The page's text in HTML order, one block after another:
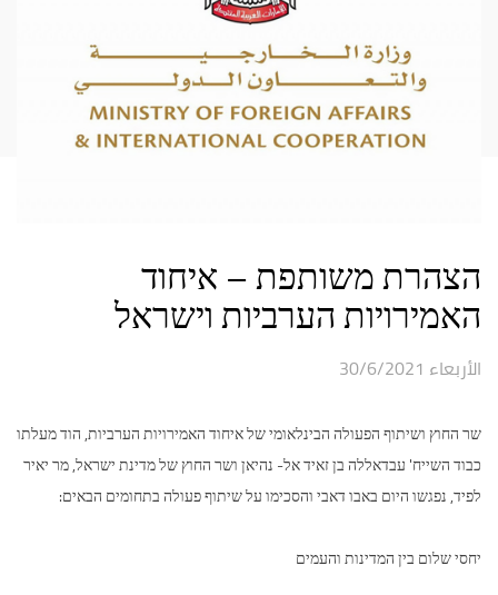
הצהרת משותפת – איחוד
האמירויות הערביות וישראל
الأربعاء 30/6/2021
שר החוץ ושיתוף הפעולה הבינלאומי של איחוד האמירויות הערביות, הוד מעלתו
כבוד השייח' עבדאללה בן זאיד אל- נהיאן ושר החוץ של מדינת ישראל, מר יאיר
לפיד, נפגשו היום באבו דאבי והסכימו על שיתוף פעולה בתחומים הבאים:
יחסי שלום בין המדינות והעמים